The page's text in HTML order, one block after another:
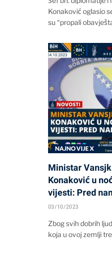
Konaković oglasio
su “propali
NAJNOVIJE X
Ministar
Konaković u
vijesti: Pred
03/10/2023
Zbog svih dobrih
koja u ovoj zemlji